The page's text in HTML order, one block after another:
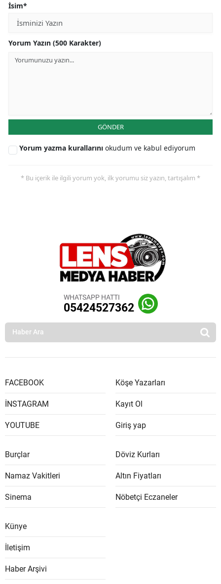
İsim*
Yorum Yazın (500 Karakter)
GÖNDER
Yorum yazma kurallarını okudum ve kabul ediyorum
* Bu içerik ile ilgili yorum yok, ilk yorumu siz yazın, tartışalım *
WHATSAPP HATTI
05424527362
FACEBOOK
İNSTAGRAM
YOUTUBE
Köşe Yazarları
Kayıt Ol
Giriş yap
Burçlar
Namaz Vakitleri
Sinema
Döviz Kurları
Altın Fiyatları
Nöbetçi Eczaneler
Künye
İletişim
Haber Arşivi